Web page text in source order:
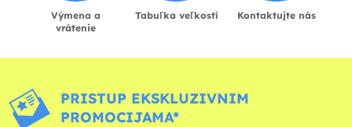
Výmena a
vrátenie
Tabuľka veľkostí Kontaktujte nás
PRISTUP EKSKLUZIVNIM
PROMOCIJAMA*